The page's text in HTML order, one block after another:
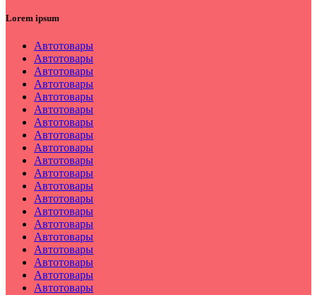
Lorem ipsum
Автотовары
Автотовары
Автотовары
Автотовары
Автотовары
Автотовары
Автотовары
Автотовары
Автотовары
Автотовары
Автотовары
Автотовары
Автотовары
Автотовары
Автотовары
Автотовары
Автотовары
Автотовары
Автотовары
Автотовары